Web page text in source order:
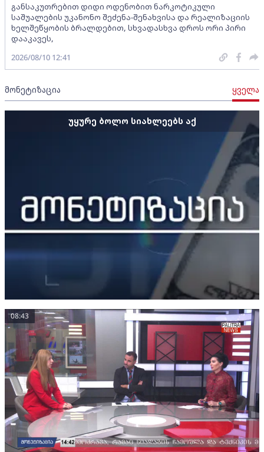
განსაკუთრებით დიდი ოდენობით ნარკოტიკული
საშუალების უკანონო შეძენა-შენახვისა და რეალიზაციის
ხელშეწყობის ბრალდებით, სხვადასხვა დროს ორი პირი
დააკავეს,
2026/08/10 12:41
მონეტიზაცია ყველა
უყურე ბოლო სიახლეებს აქ
08:43